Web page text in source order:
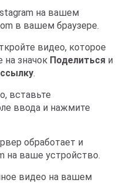
на вашем
в вашем браузере.
видео, которое
на значок Поделиться и
.
вставьте
ввода и нажмите
обработает и
на ваше устройство.
видео на вашем